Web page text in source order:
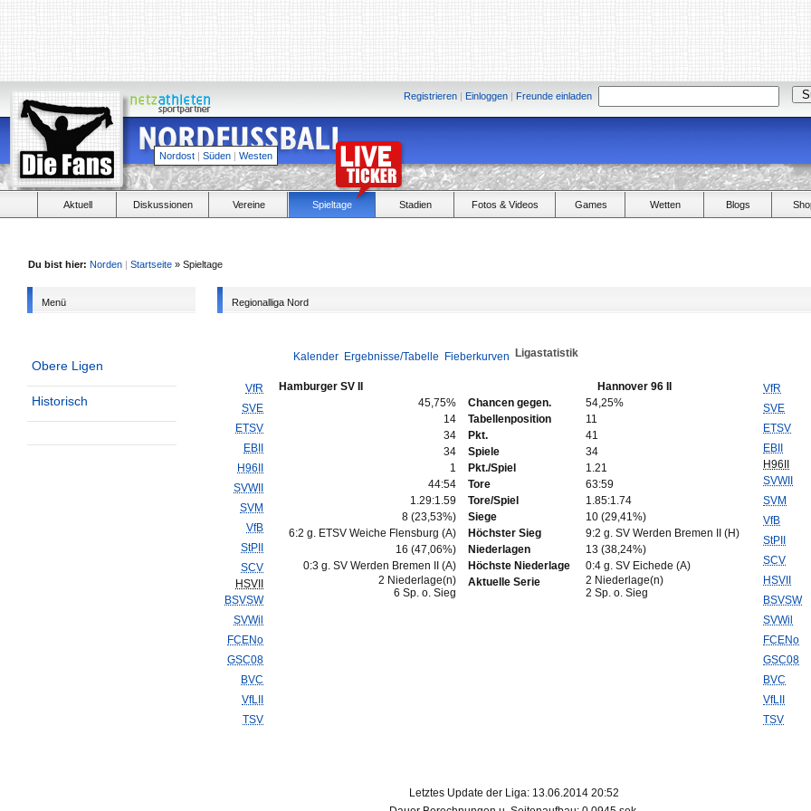
Registrieren | Einloggen | Freunde einladen
Nordost | Süden | Westen
Aktuell Diskussionen Vereine Spieltage Stadien Fotos & Videos Games Wetten Blogs
Du bist hier: Norden | Startseite » Spieltage
Menü
Obere Ligen
Historisch
Regionalliga Nord
Kalender Ergebnisse/Tabelle Fieberkurven Ligastatistik
VfR
SVE
ETSV
EBII
H96II
SVWII
SVM
VfB
StPII
SCV
HSVII
BSVSW
SVWil
FCENo
GSC08
BVC
VfLII
TSV
Hamburger SV II
Hannover 96 II
45,75%
Chancen gegen.
54,25%
14
Tabellenposition
11
34
Pkt.
41
34
Spiele
34
1
Pkt./Spiel
1.21
44:54
Tore
63:59
1.29:1.59
Tore/Spiel
1.85:1.74
8 (23,53%)
Siege
10 (29,41%)
6:2 g. ETSV Weiche Flensburg (A)
Höchster Sieg
9:2 g. SV Werden Bremen II (H)
16 (47,06%)
Niederlagen
13 (38,24%)
0:3 g. SV Werden Bremen II (A)
Höchste Niederlage
0:4 g. SV Eichede (A)
2 Niederlage(n)
6 Sp. o. Sieg
Aktuelle Serie
2 Niederlage(n)
2 Sp. o. Sieg
VfR
SVE
ETSV
EBII
H96II
SVWII
SVM
VfB
StPII
SCV
HSVII
BSVSW
SVWil
FCENo
GSC08
BVC
VfLII
TSV
Letztes Update der Liga: 13.06.2014 20:52